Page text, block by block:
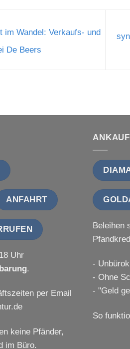
im Wandel: Verkaufs- und
De Beers
ANFAHRT
Uhr
.
per Email
keine Pfänder,
im Büro.
Beleihen
-
- Ohne
- "Geld
So